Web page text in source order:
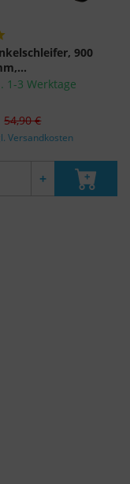
900
1-3 Werktage
54,90 €
Versandkosten
+